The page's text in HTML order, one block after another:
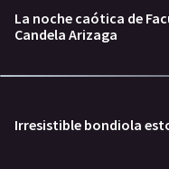
La noche caótica de
Candela Arizaga
Irresistible bondiola